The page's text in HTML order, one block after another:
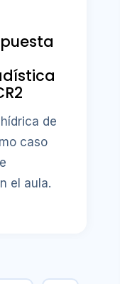
de
caso
el aula.